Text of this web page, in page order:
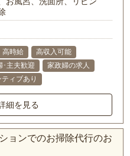
高時給
高収入可能
･主夫歓迎
家政婦の求人
ィブあり
細を見る
ョンでのお掃除代行のお